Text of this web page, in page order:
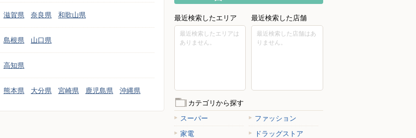
滋賀県 奈良県 和歌山県
島根県 山口県
高知県
熊本県 大分県 宮崎県 鹿児島県 沖縄県
最近検索したエリア
最近検索したエリアは
ありません。
最近検索した店舗
最近検索した店舗はあ
りません。
カテゴリから探す
スーパー
ファッション
家電
ドラッグストア